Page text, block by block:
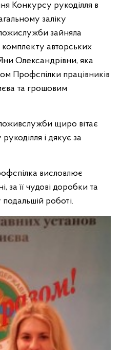
Конкурсу рукоділля в
заліку
зайняла
авторських
Олександрівни, яка
Профспілки працівників
та грошовим
щиро вітає
і дякує за
висловлює
за її чудові доробки та
роботі.